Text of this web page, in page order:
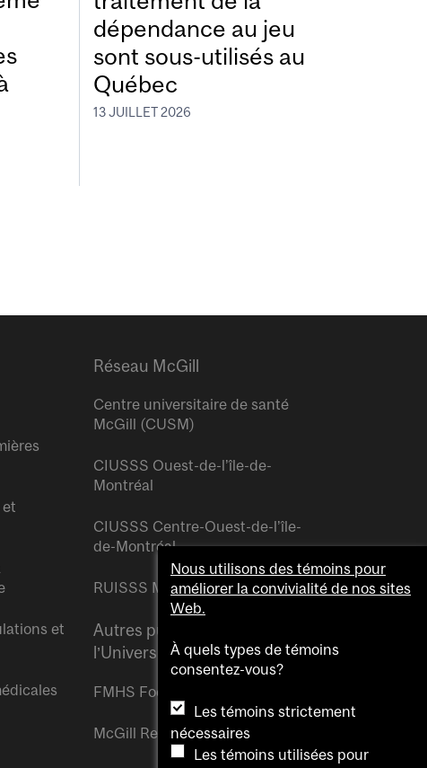
dépendance au jeu
sont sous-utilisés au
Québec
13 JUILLET 2026
et
Réseau McGill
Centre universitaire de santé
McGill (CUSM)
CIUSSS Ouest-de-l’île-de-
Montréal
CIUSSS Centre-Ouest-de-l’île-
de-Montréal
RUISSS McGill
Autres publications de
l’Université McGill
FMHS Focus
McGill Reporter
Nous utilisons des témoins pour
améliorer la convivialité de nos sites
Web.
À quels types de témoins
consentez-vous?
Les témoins strictement
nécessaires
Les témoins utilisées pour